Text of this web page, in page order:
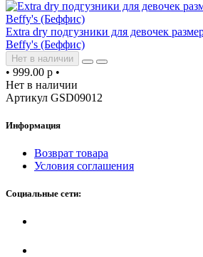
Extra dry подгузники для девочек
Beffy's (Беффис)
Нет в наличии
• 999.00 р •
Нет в наличии
Артикул GSD09012
Информация
Возврат товара
Условия соглашения
Социальные сети: